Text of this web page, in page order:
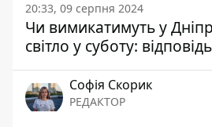
20:33, 09 серпня 2024
Чи вимикатимуть у
світло у суботу:
Софія Скорик
РЕДАКТОР